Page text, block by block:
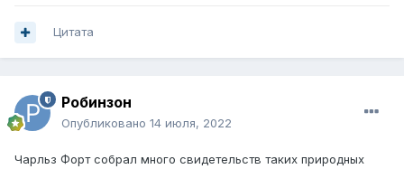
Цитата
Робинзон
Опубликовано 14 июля, 2022
Чарльз Форт собрал много свидетельств таких природных